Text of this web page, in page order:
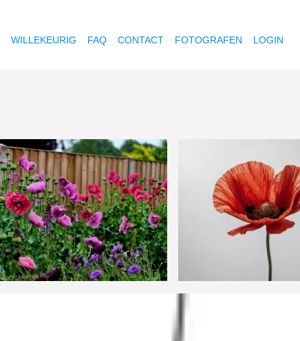
WILLEKEURIG FAQ CONTACT FOTOGRAFEN LOGIN